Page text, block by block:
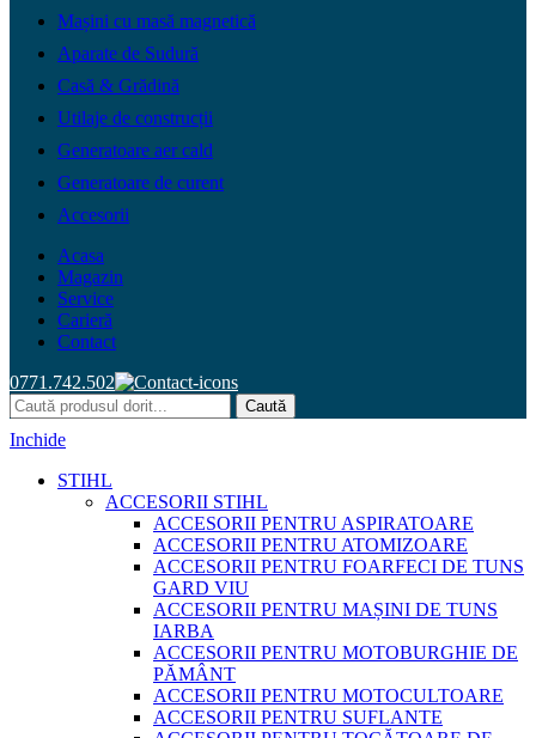
Mașini cu masă magnetică
Aparate de Sudură
Casă & Grădină
Utilaje de construcții
Generatoare aer cald
Generatoare de curent
Accesorii
Acasa
Magazin
Service
Carieră
Contact
0771.742.502
Caută
Inchide
STIHL
ACCESORII STIHL
ACCESORII PENTRU ASPIRATOARE
ACCESORII PENTRU ATOMIZOARE
ACCESORII PENTRU FOARFECI DE TUNS
GARD VIU
ACCESORII PENTRU MAȘINI DE TUNS
IARBA
ACCESORII PENTRU MOTOBURGHIE DE
PĂMÂNT
ACCESORII PENTRU MOTOCULTOARE
ACCESORII PENTRU SUFLANTE